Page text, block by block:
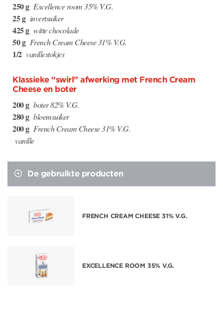
250 g Excellence room 35% V.G.
25 g invertsuiker
425 g witte chocolade
50 g French Cream Cheese 31% V.G.
1/2 vanillestokjes
Klassieke “swirl” afwerking met French Cream
Cheese en boter
200 g boter 82% V.G.
280 g bloemsuiker
200 g French Cream Cheese 31% V.G.
vanille
De gebruikte producten
FRENCH CREAM CHEESE 31% V.G.
EXCELLENCE ROOM 35% V.G.